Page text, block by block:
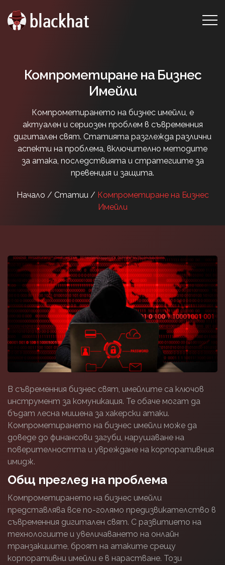
Компрометиране на Бизнес
Имейли
Компрометирането на бизнес имейли, е
актуален и сериозен проблем в съвременния
дигитален свят. Статията разглежда различни
аспекти на проблема, включително методите
за атака, последствията и стратегиите за
превенция и защита.
Начало / Статии / Компрометиране на Бизнес
Имейли
В съвременния бизнес свят, имейлите са ключов
инструмент за комуникация. Те обаче могат да
бъдат лесна мишена за хакерски атаки.
Компрометирането на бизнес имейли може да
доведе до финансови загуби, нарушаване на
поверителността и увреждане на корпоративния
имидж.
Общ преглед на проблема
Компрометирането на бизнес имейли
представлява все по-голямо предизвикателство в
съвременния дигитален свят. С развитието на
технологиите и увеличаването на онлайн
транзакциите, броят на атаките срещу
корпоративни имейли е в нарастване. Този